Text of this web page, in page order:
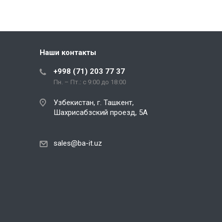
приему-передаче результатов
Наши контакты
+998 (71) 203 77 37
Пн. – Пт.: с 9:00 до 18:00
Узбекистан, г. Ташкент,
Шахрисабзский проезд, 5А
sales@ba-it.uz